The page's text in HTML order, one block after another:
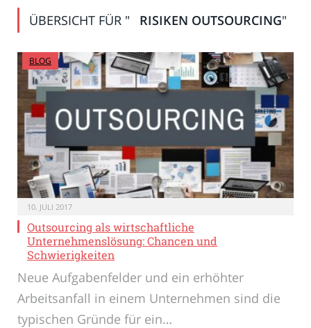
ÜBERSICHT FÜR " RISIKEN OUTSOURCING"
BLOG
10. JULI 2017
Outsourcing als wirtschaftliche
Unternehmenslösung: Chancen und
Schwierigkeiten
Neue Aufgabenfelder und ein erhöhter
Arbeitsanfall in einem Unternehmen sind die
typischen Gründe für ein…